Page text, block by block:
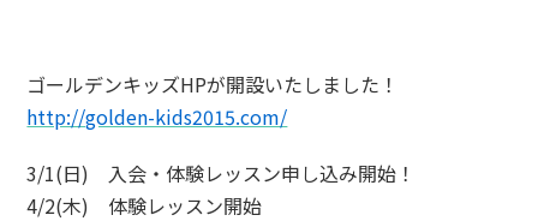
ゴールデンキッズHPが開設いたしました！
http://golden-kids2015.com/
3/1(日) 入会・体験レッスン申し込み開始！
4/2(木) 体験レッスン開始